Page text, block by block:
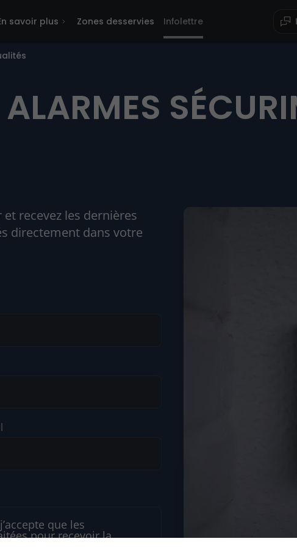
savoir plus Zones desservies Infolettre
recevez les dernières
directement dans votre
que les
pour recevoir la